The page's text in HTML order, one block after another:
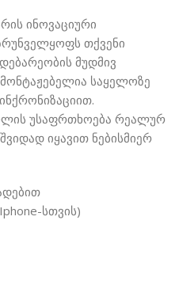
ინოვაციური
თქვენი
მუდმივ
საყელოზე
უსაფრთხოება რეალურ
იყავით ნებისმიერ
სთვის)